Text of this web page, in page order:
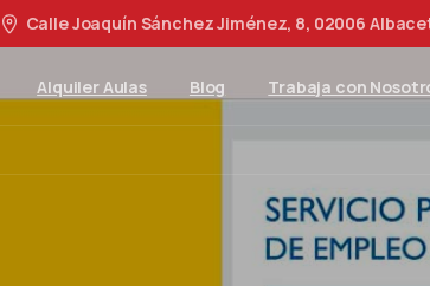
Calle Joaquín Sánchez Jiménez, 8, 02006
Alquiler Aulas Blog Trabaja con